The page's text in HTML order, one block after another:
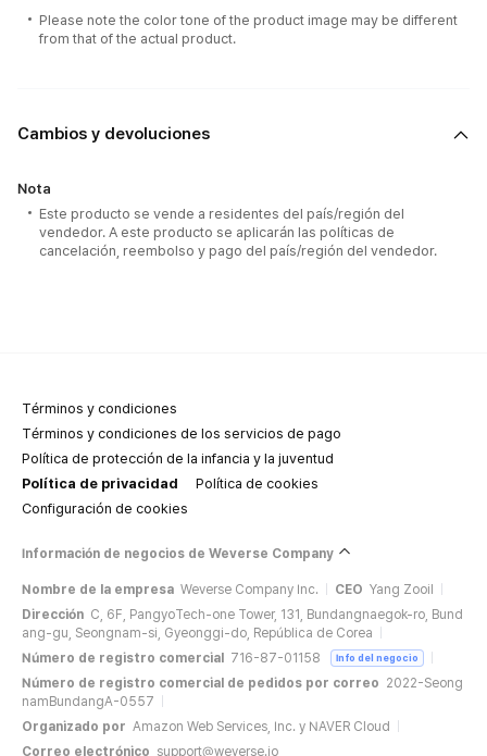
Please note the color tone of the product image may be different
from that of the actual product.
Cambios y devoluciones
Nota
Este producto se vende a residentes del país/región del
vendedor. A este producto se aplicarán las políticas de
cancelación, reembolso y pago del país/región del vendedor.
Términos y condiciones
Términos y condiciones de los servicios de pago
Política de protección de la infancia y la juventud
Política de privacidad
Política de cookies
Configuración de cookies
Información de negocios de Weverse Company
Nombre de la empresa Weverse Company Inc. CEO Yang Zooil
Dirección C, 6F, PangyoTech-one Tower, 131, Bundangnaegok-ro, Bund
ang-gu, Seongnam-si, Gyeonggi-do, República de Corea
Número de registro comercial
716-87-01158 Info del negocio
Número de registro comercial de pedidos por correo 2022-Seong
namBundangA-0557
Organizado por Amazon Web Services, Inc. y NAVER Cloud
Correo electrónico support@weverse.io